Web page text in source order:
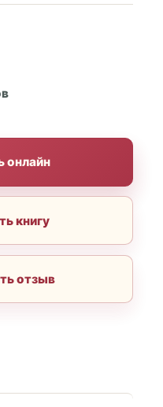
онлайн
книгу
отзыв